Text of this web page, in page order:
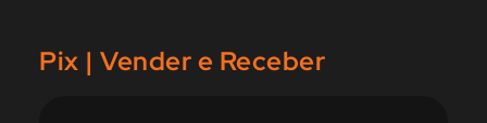
Pix | Vender e Receber